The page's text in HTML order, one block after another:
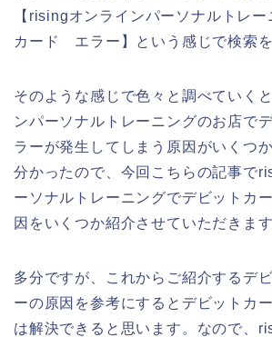
【risingオンラインパーソナルトレー
カード エラー】という感じで検索を
そのような感じで色々と調べていく
ンパーソナルトレーニングのお店で
ラーが発生してしまう原因がいくつ
分かったので、今回こちらの記事で
ーソナルトレーニングでデビットカ
因をいくつか紹介させていただきます
多分ですが、これからご紹介するデ
ーの原因を参考にするとデビットカ
は解決できると思います。なので、